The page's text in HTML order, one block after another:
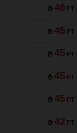
46 PT
45 PT
45 PT
45 PT
45 PT
42 PT